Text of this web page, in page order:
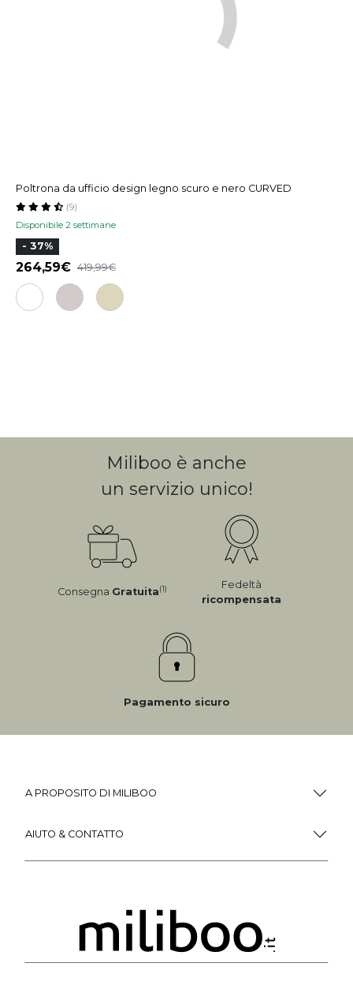
Poltrona da ufficio design legno scuro e nero CURVED
Disponibile 2 settimane
(9)
- 37%
264,59 419,99
Miliboo è anche
un servizio unico!
Consegna Gratuita(1)
Fedeltà
ricompensata
Pagamento sicuro
A PROPOSITO DI MILIBOO
AIUTO & CONTATTO